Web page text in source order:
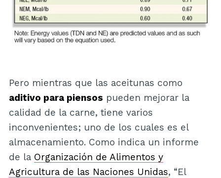
Pero mientras que las aceitunas como
aditivo para piensos pueden mejorar la
calidad de la carne, tiene varios
inconvenientes; uno de los cuales es el
almacenamiento. Como indica un informe
de la Organización de Alimentos y
Agricultura de las Naciones Unidas, “El